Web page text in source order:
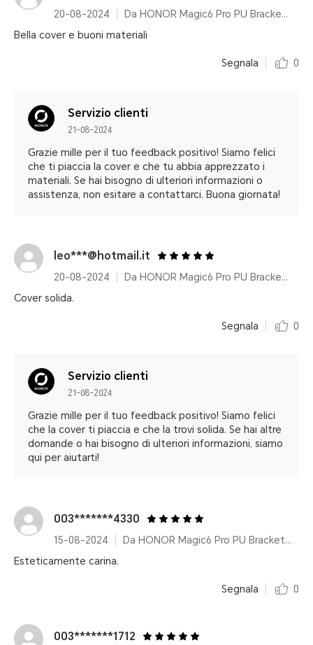
20-08-2024
Da HONOR Magic6 Pro PU Bracket Case Green
Bella cover e buoni materiali
Segnala 0
Servizio clienti
21-08-2024
Grazie mille per il tuo feedback positivo! Siamo felici
che ti piaccia la cover e che tu abbia apprezzato i
materiali. Se hai bisogno di ulteriori informazioni o
assistenza, non esitare a contattarci. Buona giornata!
leo***@hotmail.it
20-08-2024
Da HONOR Magic6 Pro PU Bracket Case Black
Cover solida.
Segnala 0
Servizio clienti
21-08-2024
Grazie mille per il tuo feedback positivo! Siamo felici
che la cover ti piaccia e che la trovi solida. Se hai altre
domande o hai bisogno di ulteriori informazioni, siamo
qui per aiutarti!
003*******4330
15-08-2024
Da HONOR Magic6 Pro PU Bracket Case Green
Esteticamente carina.
Segnala 0
003*******1712